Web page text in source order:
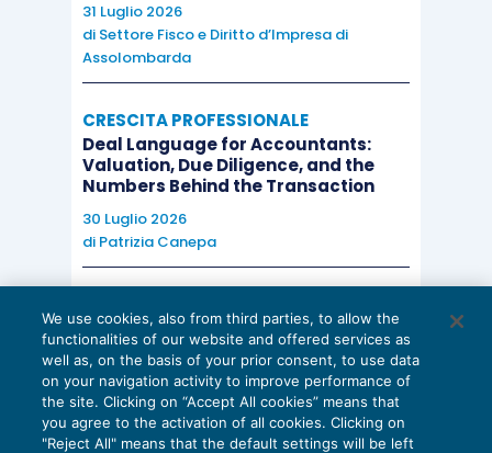
31 Luglio 2026
di Settore Fisco e Diritto d’Impresa di
Assolombarda
CRESCITA PROFESSIONALE
Deal Language for Accountants:
Valuation, Due Diligence, and the
Numbers Behind the Transaction
30 Luglio 2026
di Patrizia Canepa
EU AI Act e studi professionali: le
scadenze concrete
27 Luglio 2026
di Diego BarberieStefano Dovier
We use cookies, also from third parties, to allow the
functionalities of our website and offered services as
well as, on the basis of your prior consent, to use data
on your navigation activity to improve performance of
the site. Clicking on “Accept All cookies” means that
you agree to the activation of all cookies. Clicking on
"Reject All" means that the default settings will be left